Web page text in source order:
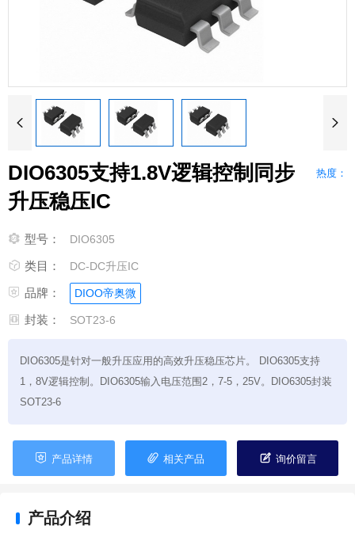
 
热度：
DIO6305支持1.8V逻辑控制同步
升压稳压IC
 型号： DIO6305
 类目： DC-DC升压IC
 品牌： DIOO帝奥微
 封装： SOT23-6
DIO6305是针对一般升压应用的高效升压稳压芯片。 DIO6305支持
1，8V逻辑控制。DIO6305输入电压范围2，7-5，25V。DIO6305封装
SOT23-6
 产品详情  相关产品  询价留言
产品介绍